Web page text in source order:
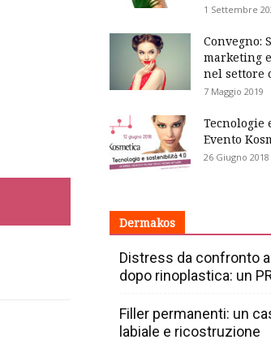
1 Settembre
Convegno:
marketing
nel settore
7 Maggio 2019
Tecnologie
Evento
26 Giugno 2018
Dermakos
Distress da confronto
dopo rinoplastica: un
Filler permanenti: un
labiale e ricostruzione